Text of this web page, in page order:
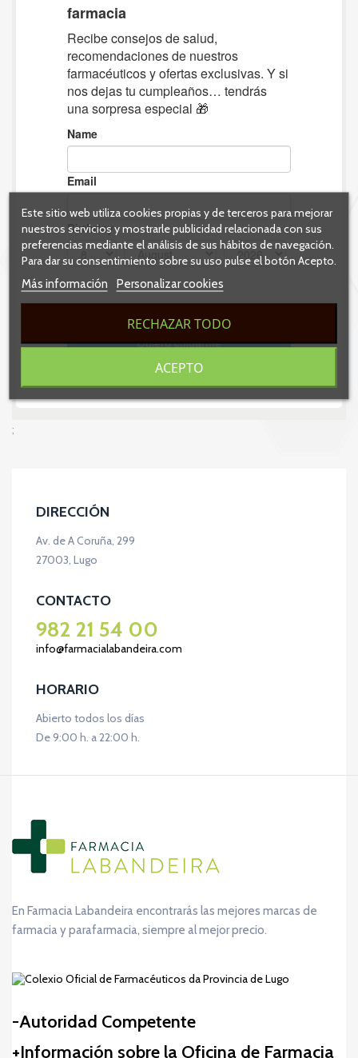
;
DIRECCIÓN
Av. de A Coruña, 299
27003, Lugo
CONTACTO
982 21 54 00
info@farmacialabandeira.com
HORARIO
Abierto todos los días
De 9:00 h. a 22:00 h.
En Farmacia Labandeira encontrarás las mejores marcas de
farmacia y parafarmacia, siempre al mejor precio.
Autoridad Competente
Información sobre la Oficina de Farmacia
Este sitio web utiliza cookies propias y de terceros para mejorar
nuestros servicios y mostrarle publicidad relacionada con sus
preferencias mediante el análisis de sus hábitos de navegación.
Para dar su consentimiento sobre su uso pulse el botón Acepto.
Más información
Personalizar cookies
RECHAZAR TODO
ACEPTO